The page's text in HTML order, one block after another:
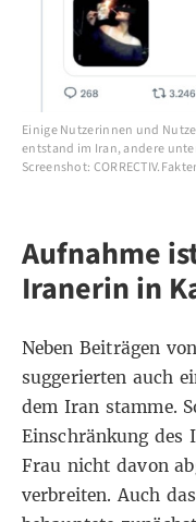
Einige Nutzerinnen und
entstand im Iran, andere
Screenshot:
Aufnahme
Iranerin in
Neben Beiträgen
suggerierten auch
dem Iran stamme.
Einschränkung des
Frau nicht davon
verbreiten. Auch